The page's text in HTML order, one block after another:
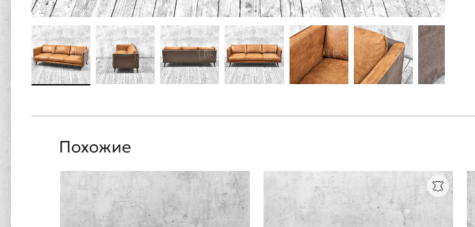
Похожие